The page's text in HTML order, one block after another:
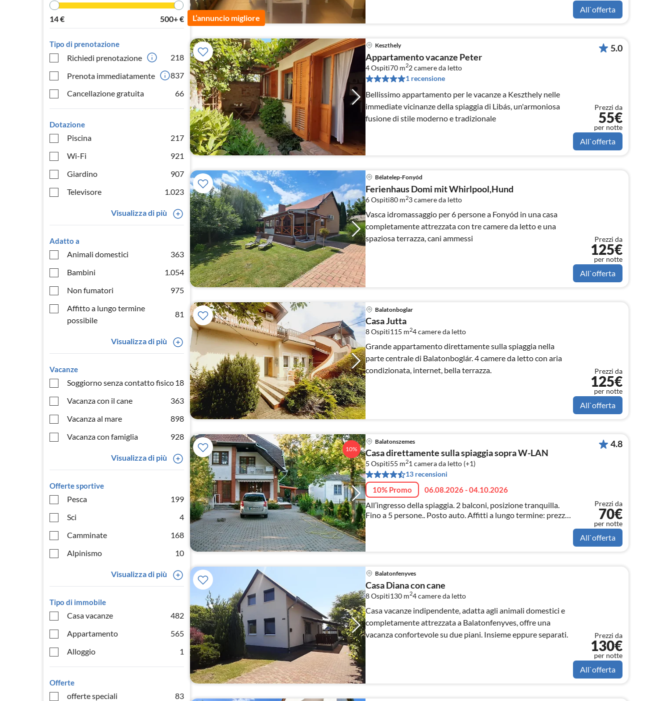
14€ 500+€
Tipo di prenotazione
Richiedi prenotazione
218
Prenota immediatamente
837
Cancellazione gratuita
66
Dotazione
Piscina
217
Wi-Fi
921
Giardino
907
Televisore
1.023
Visualizza di più
Adatto a
Animali domestici
363
Bambini
1.054
Non fumatori
975
Affitto a lungo termine
possibile
81
Visualizza di più
Vacanze
Soggiorno senza contatto fisico18
Vacanza con il cane
363
Vacanza al mare
898
Vacanza con famiglia
928
Visualizza di più
Offerte sportive
Pesca
199
Sci
4
Camminate
168
Alpinismo
10
Visualizza di più
Tipo di immobile
Casa vacanze
482
Appartamento
565
Alloggio
1
Offerte
offerte speciali
83
L’annuncio migliore
All`offerta
Keszthely
Appartamento vacanze Peter
4 Ospiti70 m22camere da letto
1 recensione
Bellissimo appartamento per le vacanze a Keszthely nelle
immediate vicinanze della spiaggia di Libás, un'armoniosa
fusione di stile moderno e tradizionale
5.0
Prezzi da
55€
per notte
All`offerta
Bélatelep-Fonyód
Ferienhaus Domi mit Whirlpool,Hund
6 Ospiti80 m23camere da letto
Vasca idromassaggio per 6 persone a Fonyód in una casa
completamente attrezzata con tre camere da letto e una
spaziosa terrazza, cani ammessi
Prezzi da
125€
per notte
All`offerta
Balatonboglar
Casa Jutta
8 Ospiti115 m24camere da letto
Grande appartamento direttamente sulla spiaggia nella
parte centrale di Balatonboglár. 4 camere da letto con aria
condizionata, internet, bella terrazza.
Prezzi da
125€
per notte
All`offerta
10%
Balatonszemes
Casa direttamente sulla spiaggia sopra W-LAN
5 Ospiti55 m21camera da letto (+1)
13 recensioni
10% Promo 06.08.2026 - 04.10.2026
All’ingresso della spiaggia. 2 balconi, posizione tranquilla.
Fino a 5 persone.. Posto auto. Affitti a lungo termine: prezzo
su richiesta
4.8
Prezzi da
70€
per notte
All`offerta
Balatonfenyves
Casa Diana con cane
8 Ospiti130 m24camere da letto
Casa vacanze indipendente, adatta agli animali domestici e
completamente attrezzata a Balatonfenyves, offre una
vacanza confortevole su due piani. Insieme eppure separati.
Prezzi da
130€
per notte
All`offerta